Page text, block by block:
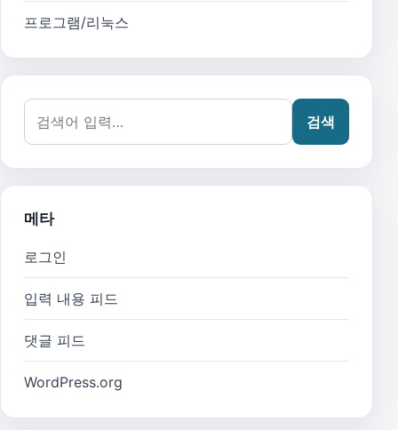
프로그램/리눅스
검색어:
검색
메타
로그인
입력 내용 피드
댓글 피드
WordPress.org